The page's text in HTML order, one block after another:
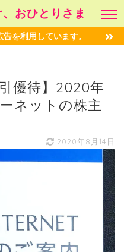
おひとりさま
を利用しています。
優待】2020年
ネットの株主
2020年8月14日